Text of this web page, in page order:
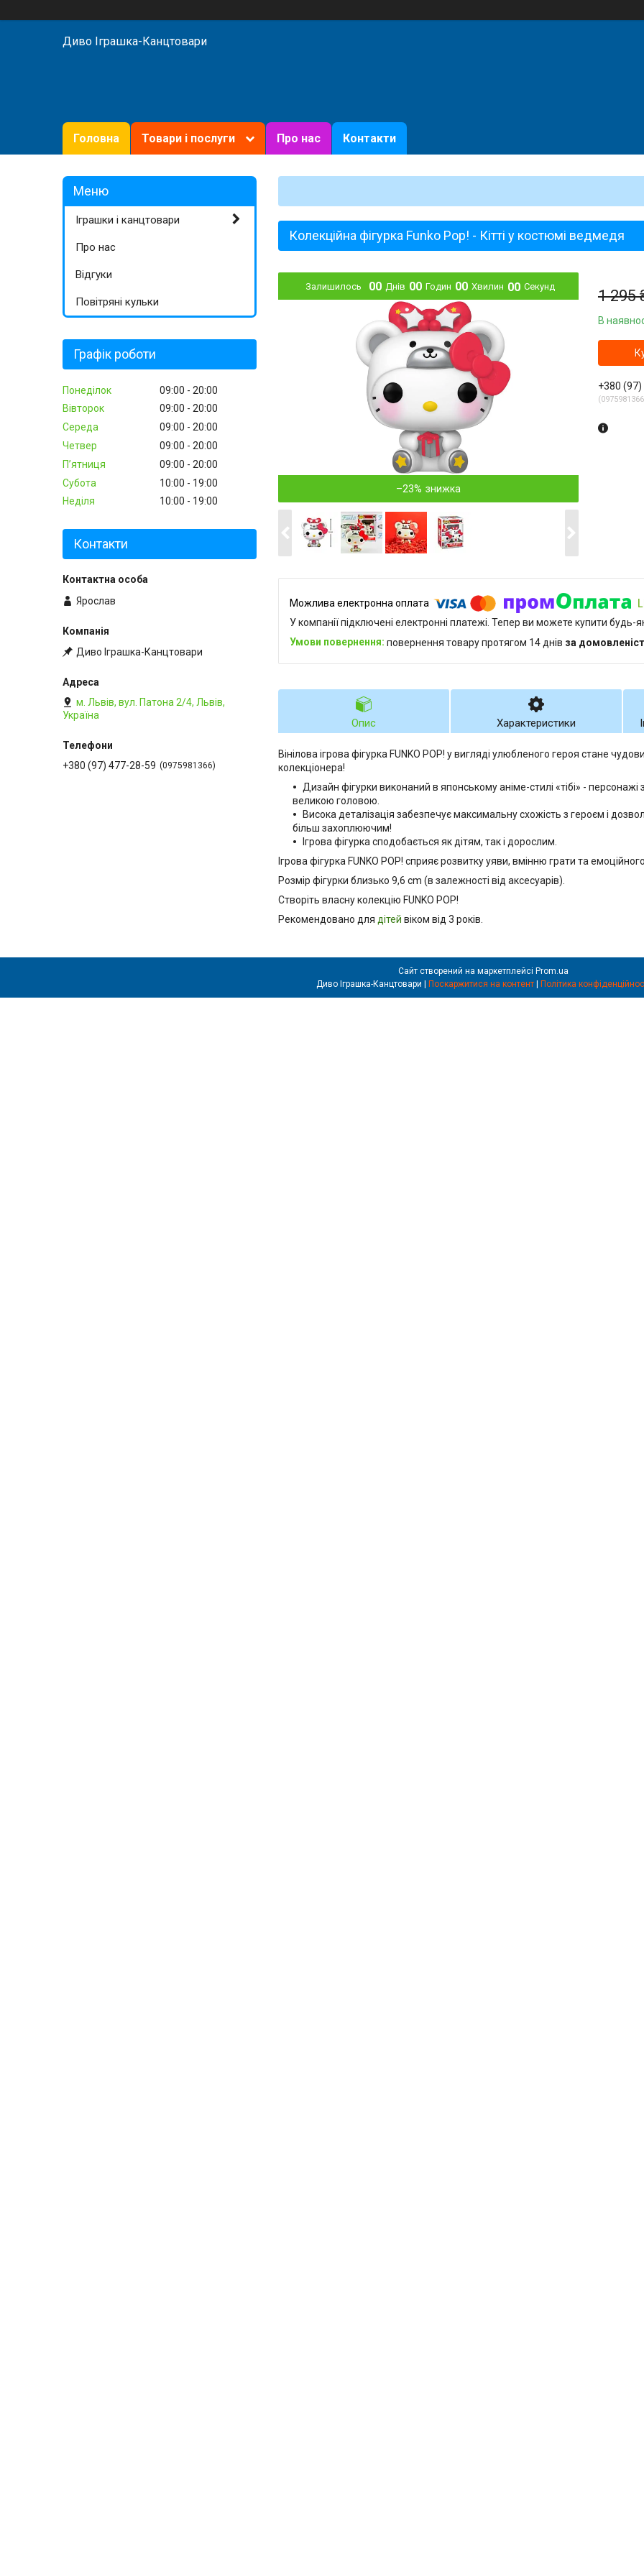
Диво Іграшка-Канцтовари
Головна Товари і послуги Про нас Контакти
Колекційна фігурка Funko Pop! - Кітті у костюмі ведмедя
Залишилось 00 Днів 00 Годин 00 Хвилин 00 Секунд
–23%
1 295
В
+380
0975981366
У компанії підключені електронні платежі. Тепер ви можете купити
повернення товару протягом 14 днів за
Опис Характеристики
Вінілова ігрова фігурка FUNKO POP! у вигляді улюбленого героя стане
колекціонера!
Дизайн фігурки виконаний в японському аніме-стилі «тібі» - персонажі
великою головою.
Висока деталізація забезпечує максимальну схожість з героєм і
більш захоплюючим!
Ігрова фігурка сподобається як дітям, так і дорослим.
Ігрова фігурка FUNKO POP! сприяє розвитку уяви, вмінню грати та
Розмір фігурки близько 9,6 cm (в залежності від аксесуарів).
Створіть власну колекцію FUNKO POP!
Рекомендовано для дітей віком від 3 років.
Іграшки і канцтовари
Про нас
Відгуки
Повітряні кульки
Графік роботи
Понеділок 09:00
20:00
Вівторок
09:00
20:00
Середа
09:00
20:00
Четвер
09:00
20:00
Пʼятниця
09:00
20:00
Субота
10:00
19:00
Неділя
10:00 19:00
Контакти
Ярослав
Диво Іграшка-Канцтовари
м. Львів, вул. Патона 2/4, Львів,
Україна
+380 (97) 477-28-59 0975981366
Сайт створений на маркетплейсі Prom.ua
Поскаржитися на контент Політика